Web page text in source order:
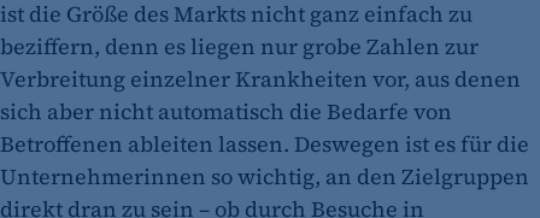
ist die Größe des Markts nicht ganz einfach zu
beziffern, denn es liegen nur grobe Zahlen zur
Verbreitung einzelner Krankheiten vor, aus denen
sich aber nicht automatisch die Bedarfe von
Betroffenen ableiten lassen. Deswegen ist es für die
Unternehmerinnen so wichtig, an den Zielgruppen
direkt dran zu sein – ob durch Besuche in